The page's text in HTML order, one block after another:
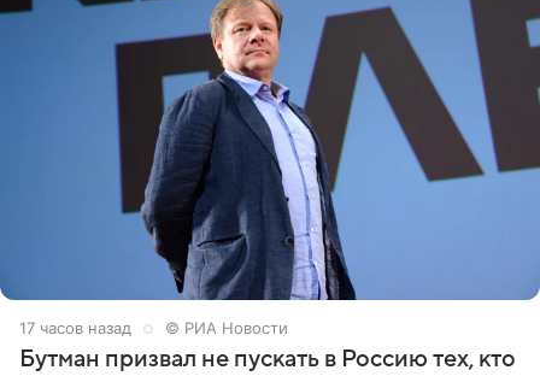
17 часов назад © РИА Новости
Бутман призвал не пускать в Россию тех, кто